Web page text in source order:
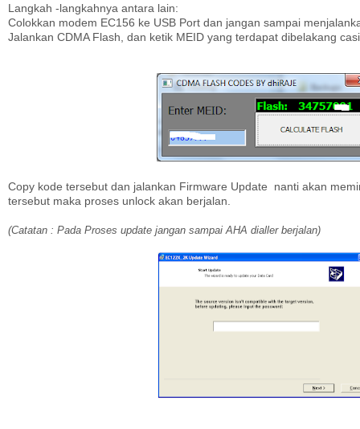
Langkah -langkahnya antara lain:
Colokkan modem EC156 ke USB Port dan jangan sampai
Jalankan CDMA Flash, dan ketik MEID yang terdapat dibelakang
Copy kode tersebut dan jalankan Firmware Update nanti akan
tersebut maka proses unlock akan berjalan.
(Catatan : Pada Proses update jangan sampai AHA dialler berjalan)